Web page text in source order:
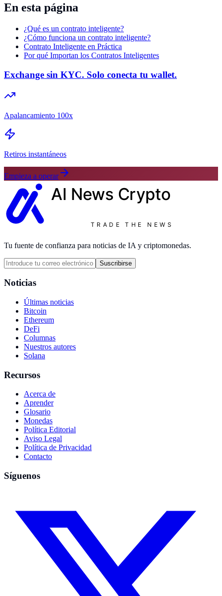
En esta página
¿Qué es un contrato inteligente?
¿Cómo funciona un contrato inteligente?
Contrato Inteligente en Práctica
Por qué Importan los Contratos Inteligentes
Exchange sin KYC. Solo conecta tu wallet.
Apalancamiento 100x
Retiros instantáneos
Empieza a operar
AI News Crypto
TRADE THE NEWS
Tu fuente de confianza para noticias de IA y criptomonedas.
Suscribirse
Noticias
Últimas noticias
Bitcoin
Ethereum
DeFi
Columnas
Nuestros autores
Solana
Recursos
Acerca de
Aprender
Glosario
Monedas
Política Editorial
Aviso Legal
Política de Privacidad
Contacto
Síguenos